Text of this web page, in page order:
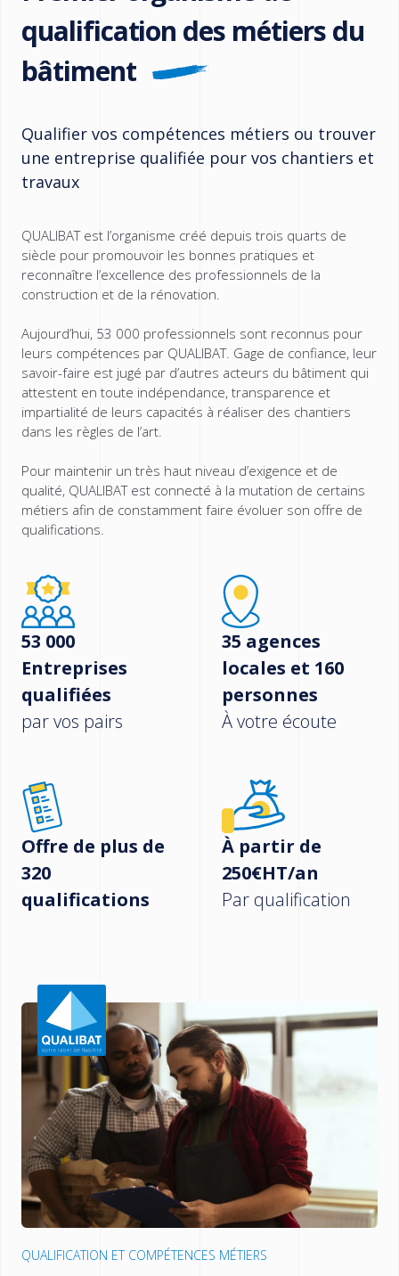
qualification des métiers du
bâtiment
Qualifier vos compétences métiers ou trouver
une entreprise qualifiée pour vos chantiers et
travaux
QUALIBAT est l’organisme créé depuis trois quarts de
siècle pour promouvoir les bonnes pratiques et
reconnaître l’excellence des professionnels de la
construction et de la rénovation.
Aujourd’hui, 53 000 professionnels sont reconnus pour
leurs compétences par QUALIBAT. Gage de confiance, leur
savoir-faire est jugé par d’autres acteurs du bâtiment qui
attestent en toute indépendance, transparence et
impartialité de leurs capacités à réaliser des chantiers
dans les règles de l’art.
Pour maintenir un très haut niveau d’exigence et de
qualité, QUALIBAT est connecté à la mutation de certains
métiers afin de constamment faire évoluer son offre de
qualifications.
53 000
Entreprises
qualifiées
par vos pairs
35 agences
locales et 160
personnes
À votre écoute
Offre de plus de
320
qualifications
À partir de
250€HT/an
Par qualification
QUALIFICATION ET COMPÉTENCES MÉTIERS